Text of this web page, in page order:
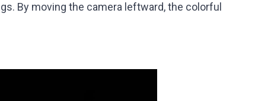
By moving the camera leftward, the colorful